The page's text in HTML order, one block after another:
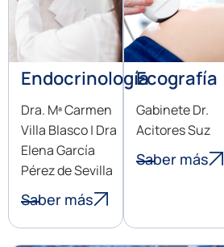
Endocrinología
Dra. Mª Carmen
Villa Blasco | Dra
Elena García
Pérez de Sevilla
Saber más
Ecografía
Gabinete Dr.
Acitores Suz
Saber más